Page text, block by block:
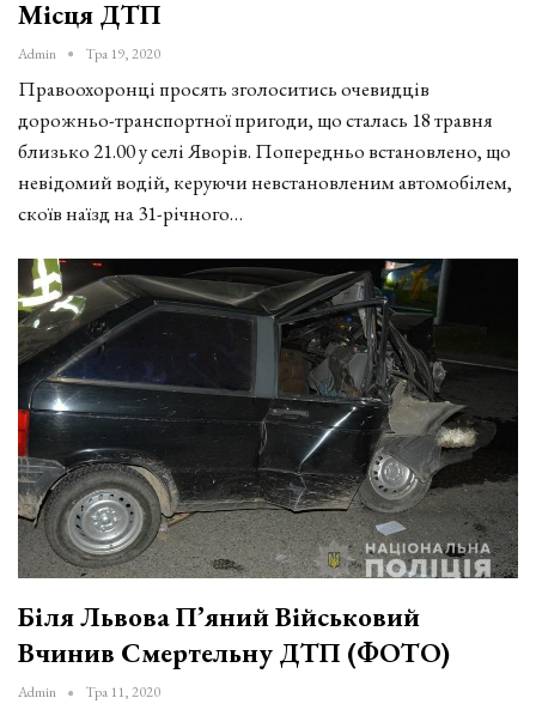
Місця ДТП
Admin Тра 19, 2020
Правоохоронці просять зголоситись очевидців
дорожньо-транспортної пригоди, що сталась 18 травня
близько 21.00 у селі Яворів. Попередньо встановлено, що
невідомий водій, керуючи невстановленим автомобілем,
скоїв наїзд на 31-річного…
Біля Львова П’яний Військовий
Вчинив Смертельну ДТП (ФОТО)
Admin Тра 11, 2020